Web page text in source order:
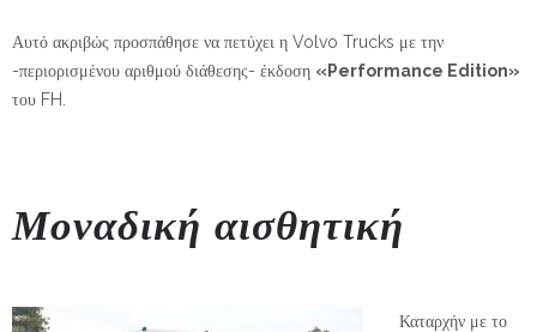
Αυτό ακριβώς προσπάθησε να πετύχει η Volvo Trucks με την
-περιορισμένου αριθμού διάθεσης- έκδοση «Performance Edition»
του FH.
Μοναδική αισθητική
Καταρχήν με το